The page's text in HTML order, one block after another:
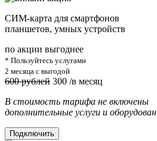
СИМ-карта для смартфонов
планшетов, умных устройств
по акции выгоднее
* Пользуйтесь услугами
2 месяца с выгодой
600 рублей 300 /в месяц
В стоимость тарифа не включены
дополнительные услуги и
Подключить